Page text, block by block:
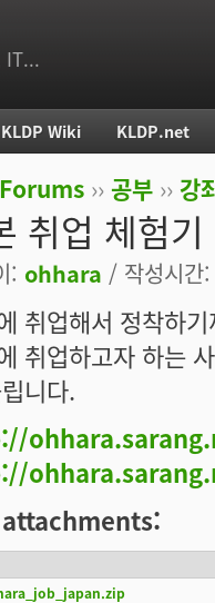
IT...
치
Forums ›› 공부 ›› 강
취업 체험기
: ohhara / 작성시
취업해서 정착하
취업하고자 하는
니다.
KLDP Wiki KLDP.net